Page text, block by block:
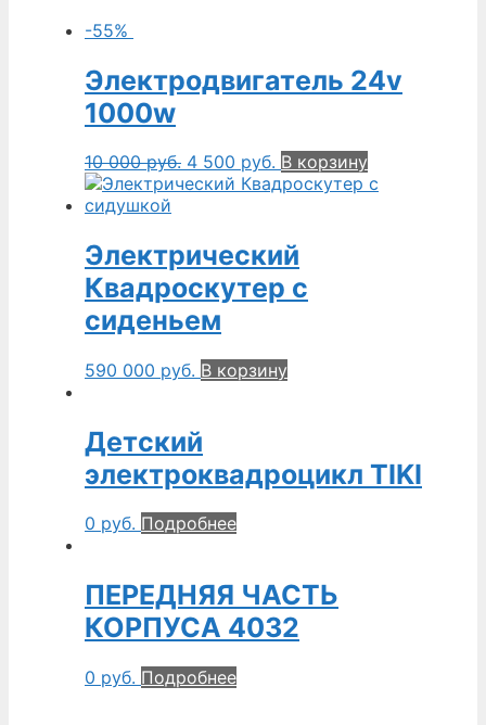
-55%
Электродвигатель 24v
1000w
10 000руб. 4 500 руб. В корзину
Электрический
Квадроскутер с
сиденьем
590 000 руб. В корзину
Детский
электроквадроцикл TIKI
0 руб. Подробнее
ПЕРЕДНЯЯ ЧАСТЬ
КОРПУСА 4032
0 руб. Подробнее